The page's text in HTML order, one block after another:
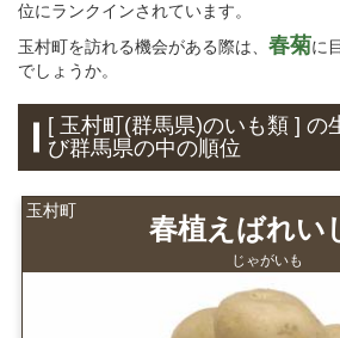
位にランクインされています。
玉村町を訪れる機会がある際は、 春菊に
でしょうか。
[ 玉村町(群馬県)のいも類 ] の
び群馬県の中の順位
玉村町
春植えばれい
じゃがいも